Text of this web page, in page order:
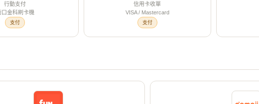
行動支付
口金科刷卡機
支付
信用卡收單
VISA / Mastercard
支付